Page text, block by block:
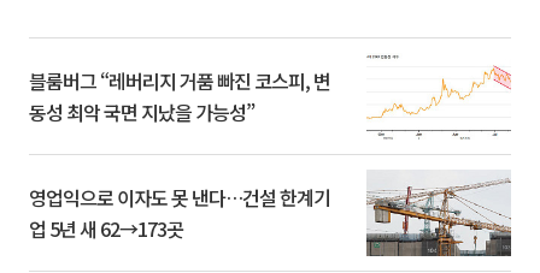
블룸버그 “레버리지 거품 빠진 코스피, 변
동성 최악 국면 지났을 가능성”
영업익으로 이자도 못 낸다…건설 한계기
업 5년 새 62→173곳